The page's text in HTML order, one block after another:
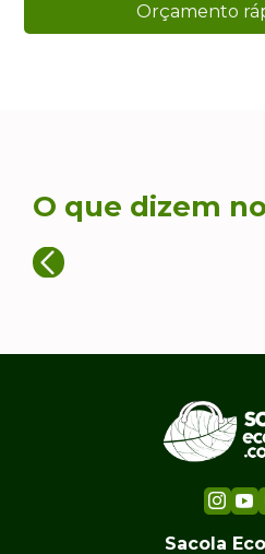
Orçamento
O que dizem
Sacola